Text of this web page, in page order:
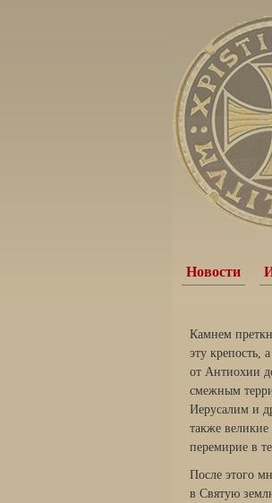
Новости
Камнем
эту крепость,
от Антиохии
смежным
Иерусалим и
также
перемирие в
После этого
в Святую